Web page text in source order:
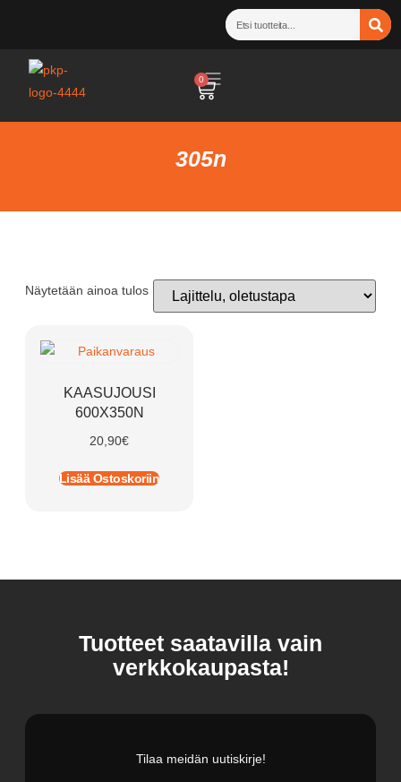
0
305n
Näytetään ainoa tulos
KAASUJOUSI
600X350N
20,90€
Lisää Ostoskoriin
Tuotteet saatavilla vain
verkkokaupasta!
Tilaa meidän uutiskirje!